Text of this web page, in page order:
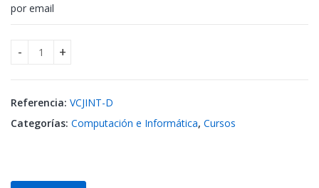
por email
Curso - Java intermedio cantidad
Referencia: VCJINT-D
Categorías: Computación e Informática, Cursos